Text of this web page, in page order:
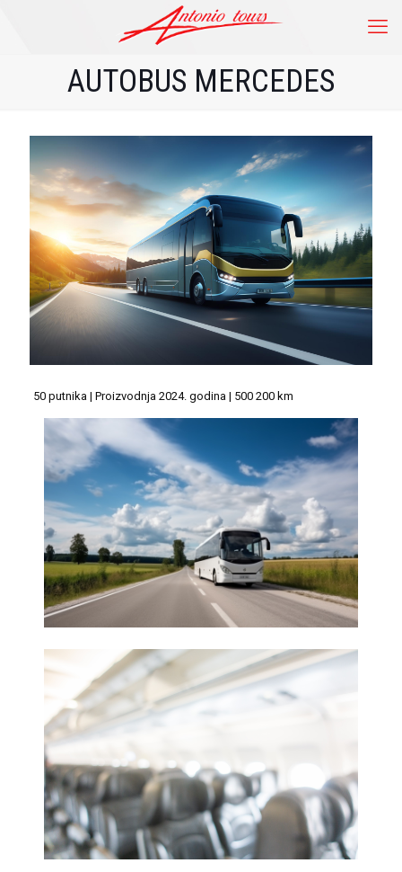
AUTOBUS MERCEDES
50 putnika | Proizvodnja 2024. godina | 500 200 km